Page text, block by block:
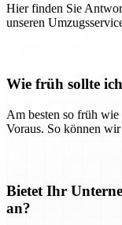
Hier finden Sie
unseren
Wie früh sollte
Am besten so früh
Voraus. So können
Bietet Ihr
an?